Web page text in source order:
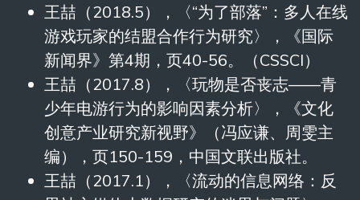
王喆（2018.5），〈“为了部落”：多人在线
游戏玩家的结盟合作行为研究〉，《国际
新闻界》第4期，页40-56。（CSSCI）
王喆（2017.8），〈玩物是否丧志——青
少年电游行为的影响因素分析〉，《文化
创意产业研究新视野》（冯应谦、周雯主
编），页150-159，中国文联出版社。
王喆（2017.1），〈流动的信息网络：反